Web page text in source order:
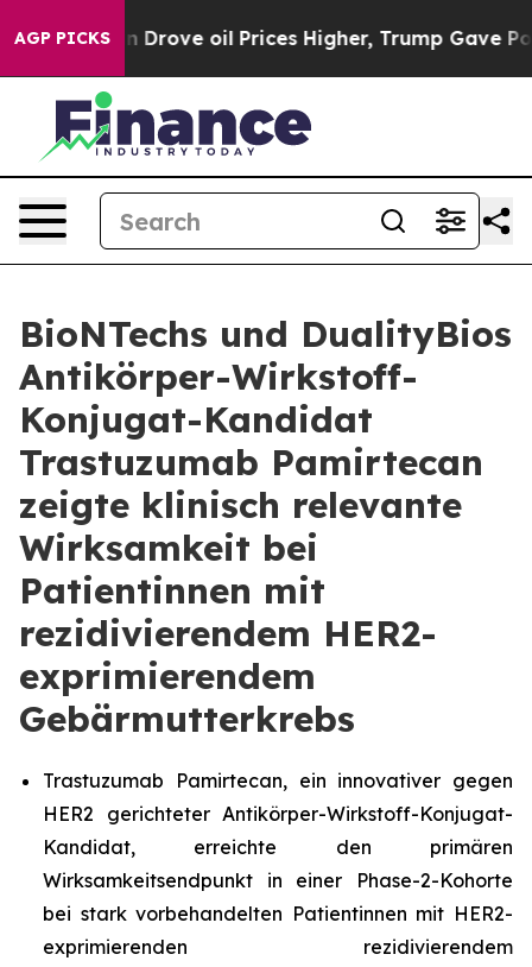
AGP PICKS
oil Prices Higher, Trump Gave Politically
BioNTechs und DualityBios
Antikörper-Wirkstoff-
Konjugat-Kandidat
Trastuzumab Pamirtecan
zeigte klinisch relevante
Wirksamkeit bei
Patientinnen mit
rezidivierendem HER2-
exprimierendem
Gebärmutterkrebs
Trastuzumab Pamirtecan, ein innovativer gegen
HER2 gerichteter Antikörper-Wirkstoff-Konjugat-
Kandidat, erreichte den primären
Wirksamkeitsendpunkt in einer Phase-2-Kohorte
bei stark vorbehandelten Patientinnen mit HER2-
exprimierenden rezidivierendem